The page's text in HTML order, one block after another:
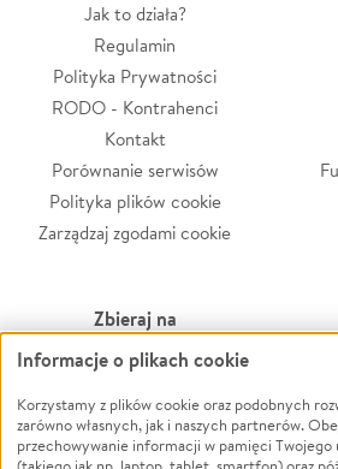
Jak to działa?
Regulamin
Polityka Prywatności
RODO - Kontrahenci
Kontakt
Porównanie serwisów
Polityka plików cookie
Zarządzaj zgodami cookie
Zbieraj na
Leczenie
Zwierzęta
Pożar
Informacje o plikach cookie
Korzystamy z plików cookie oraz podobnych
zarówno własnych, jak i naszych partnerów.
przechowywanie informacji w pamięci Twojego